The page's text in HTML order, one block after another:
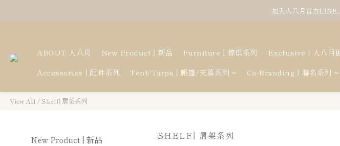
加入人八月官方LINE
ABOUT 人八月 New Product | 新品 Furniture | 傢俱系列 Exclusive | 人八月
Accessories | 配件系列
Tent/Tarps | 帳篷/天幕系列 Co-Branding | 聯名系列
View All /Shelf| 層架系列
New Product | 新品
SHELF| 層架系列